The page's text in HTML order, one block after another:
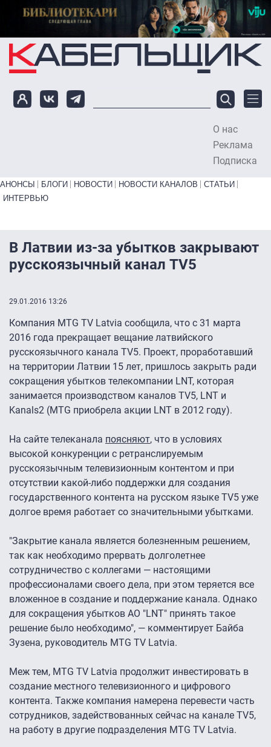
Перейти к основному содержанию
О нас
Реклама
Подписка
Primary links bottom
АНОНСЫ БЛОГИ НОВОСТИ НОВОСТИ КАНАЛОВ
СТАТЬИ
ИНТЕРВЬЮ
В Латвии из-за убытков закрывают
русскоязычный канал TV5
29.01.2016 13:26
Компания MTG TV Latvia сообщила, что с 31 марта
2016 года прекращает вещание латвийского
русскоязычного канала TV5. Проект, проработавший
на территории Латвии 15 лет, пришлось закрыть ради
сокращения убытков телекомпании LNT, которая
занимается производством каналов TV5, LNT и
Kanals2 (MTG приобрела акции LNT в 2012 году).
На сайте телеканала поясняют, что в условиях
высокой конкуренции с ретранслируемым
русскоязычным телевизионным контентом и при
отсутствии какой-либо поддержки для создания
государственного контента на русском языке TV5 уже
долгое время работает со значительными убытками.
"Закрытие канала является болезненным решением,
так как необходимо прервать долголетнее
сотрудничество с коллегами — настоящими
профессионалами своего дела, при этом теряется все
вложенное в создание и поддержание канала. Однако
для сокращения убытков АО "LNT" принять такое
решение было необходимо", — комментирует Байба
Зузена, руководитель MTG TV Latvia.
Меж тем, MTG TV Latvia продолжит инвестировать в
создание местного телевизионного и цифрового
контента. Также компания намерена перевести часть
сотрудников, задействованных сейчас на канале TV5,
на работу в другие подразделения MTG TV Latvia.